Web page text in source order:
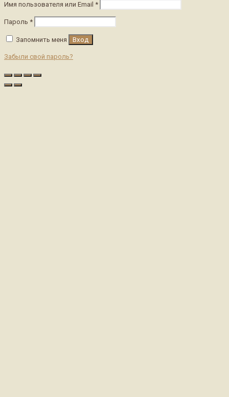
Имя пользователя или Email *
Пароль *
Запомнить меня Вход
Забыли свой пароль?